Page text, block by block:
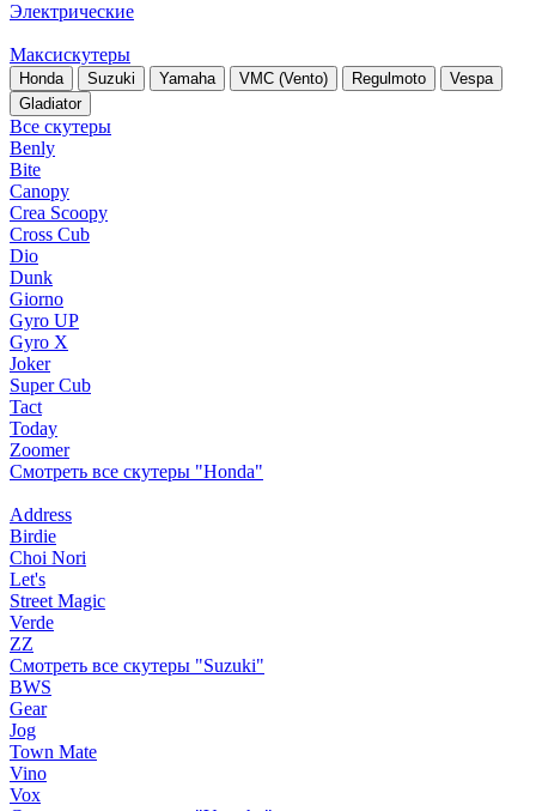
Электрические
Максискутеры
Honda Suzuki Yamaha VMC (Vento) Regulmoto
Vespa
Gladiator
Все скутеры
Benly
Bite
Canopy
Crea Scoopy
Cross Cub
Dio
Dunk
Giorno
Gyro UP
Gyro X
Joker
Super Cub
Tact
Today
Zoomer
Смотреть все скутеры "Honda"
Address
Birdie
Choi Nori
Let's
Street Magic
Verde
ZZ
Смотреть все скутеры "Suzuki"
BWS
Gear
Jog
Town Mate
Vino
Vox